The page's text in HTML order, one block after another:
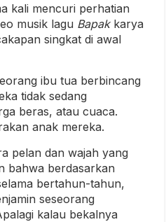
kali mencuri perhatian
musik lagu Bapakkarya
singkat di awal
ibu tua berbincang
tidak sedang
beras, atau cuaca.
anak mereka.
pelan dan wajah yang
bahwa berdasarkan
bertahun-tahun,
seseorang
kalau bekalnya